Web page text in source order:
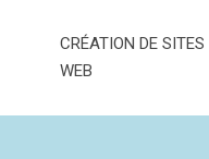
CRÉATION DE SITES
WEB